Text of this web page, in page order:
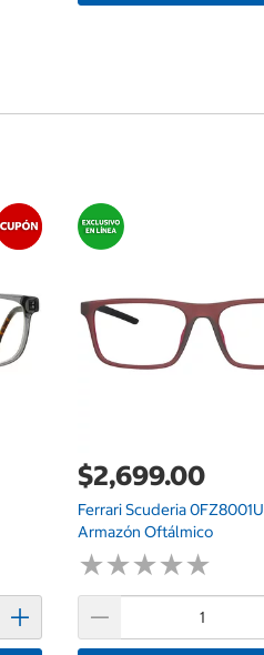
$2,699.00
Ferrari Scuderia 0FZ8001U
Armazón Oftálmico
★★★★★
★★★★★